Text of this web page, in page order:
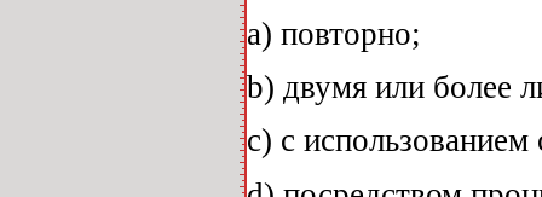
а) повторно;
b) двумя или более
с) с